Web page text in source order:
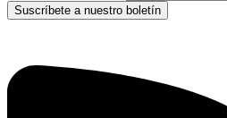
Suscríbete a nuestro boletín